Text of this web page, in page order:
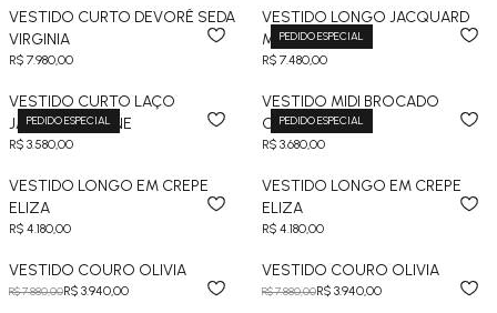
VESTIDO CURTO DEVORÊ SEDA
VIRGINIA
R$ 7.980,00
PEDIDO ESPECIAL
VESTIDO LONGO JACQUARD
MADALENA
R$ 7.480,00
PEDIDO ESPECIAL
VESTIDO CURTO LAÇO
JACQUARD ALINE
R$ 3.580,00
PEDIDO ESPECIAL
VESTIDO MIDI BROCADO
CARMEN
R$ 3.680,00
VESTIDO LONGO EM CREPE
ELIZA
R$ 4.180,00
VESTIDO LONGO EM CREPE
ELIZA
R$ 4.180,00
VESTIDO COURO OLIVIA
R$ 7.880,00R$ 3.940,00
VESTIDO COURO OLIVIA
R$ 7.880,00R$ 3.940,00